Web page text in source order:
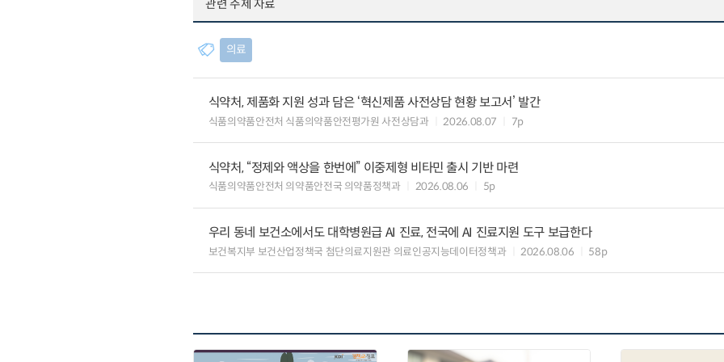
관련 주제 자료
의료
식약처, 제품화 지원 성과 담은 ‘혁신제품 사전상담 현황 보고서’ 발간
식품의약품안전처 식품의약품안전평가원 사전상담과 2026.08.07 7p
식약처, “정제와 액상을 한번에” 이중제형 비타민 출시 기반 마련
식품의약품안전처 의약품안전국 의약품정책과 2026.08.06 5p
우리 동네 보건소에서도 대학병원급 AI 진료, 전국에 AI 진료지원 도구 보급한다
보건복지부 보건산업정책국 첨단의료지원관 의료인공지능데이터정책과 2026.08.06 58p